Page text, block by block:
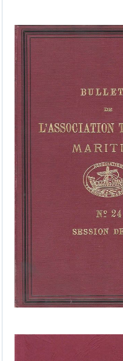
1903
1902 1901 1900 1895